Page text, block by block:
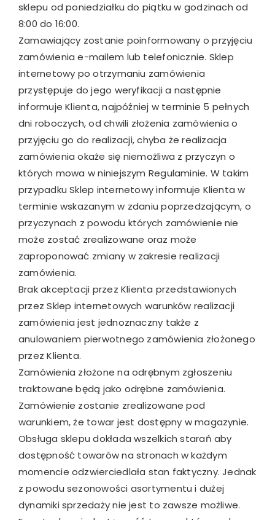
sklepu od poniedziałku do piątku w godzinach od
8:00 do 16:00.
Zamawiający zostanie poinformowany o przyjęciu
zamówienia e-mailem lub telefonicznie. Sklep
internetowy po otrzymaniu zamówienia
przystępuje do jego weryfikacji a następnie
informuje Klienta, najpóźniej w terminie 5 pełnych
dni roboczych, od chwili złożenia zamówienia o
przyjęciu go do realizacji, chyba że realizacja
zamówienia okaże się niemożliwa z przyczyn o
których mowa w niniejszym Regulaminie. W takim
przypadku Sklep internetowy informuje Klienta w
terminie wskazanym w zdaniu poprzedzającym, o
przyczynach z powodu których zamówienie nie
może zostać zrealizowane oraz może
zaproponować zmiany w zakresie realizacji
zamówienia.
Brak akceptacji przez Klienta przedstawionych
przez Sklep internetowych warunków realizacji
zamówienia jest jednoznaczny także z
anulowaniem pierwotnego zamówienia złożonego
przez Klienta.
Zamówienia złożone na odrębnym zgłoszeniu
traktowane będą jako odrębne zamówienia.
Zamówienie zostanie zrealizowane pod
warunkiem, że towar jest dostępny w magazynie.
Obsługa sklepu dokłada wszelkich starań aby
dostępność towarów na stronach w każdym
momencie odzwierciedlała stan faktyczny. Jednak
z powodu sezonowości asortymentu i dużej
dynamiki sprzedaży nie jest to zawsze możliwe.